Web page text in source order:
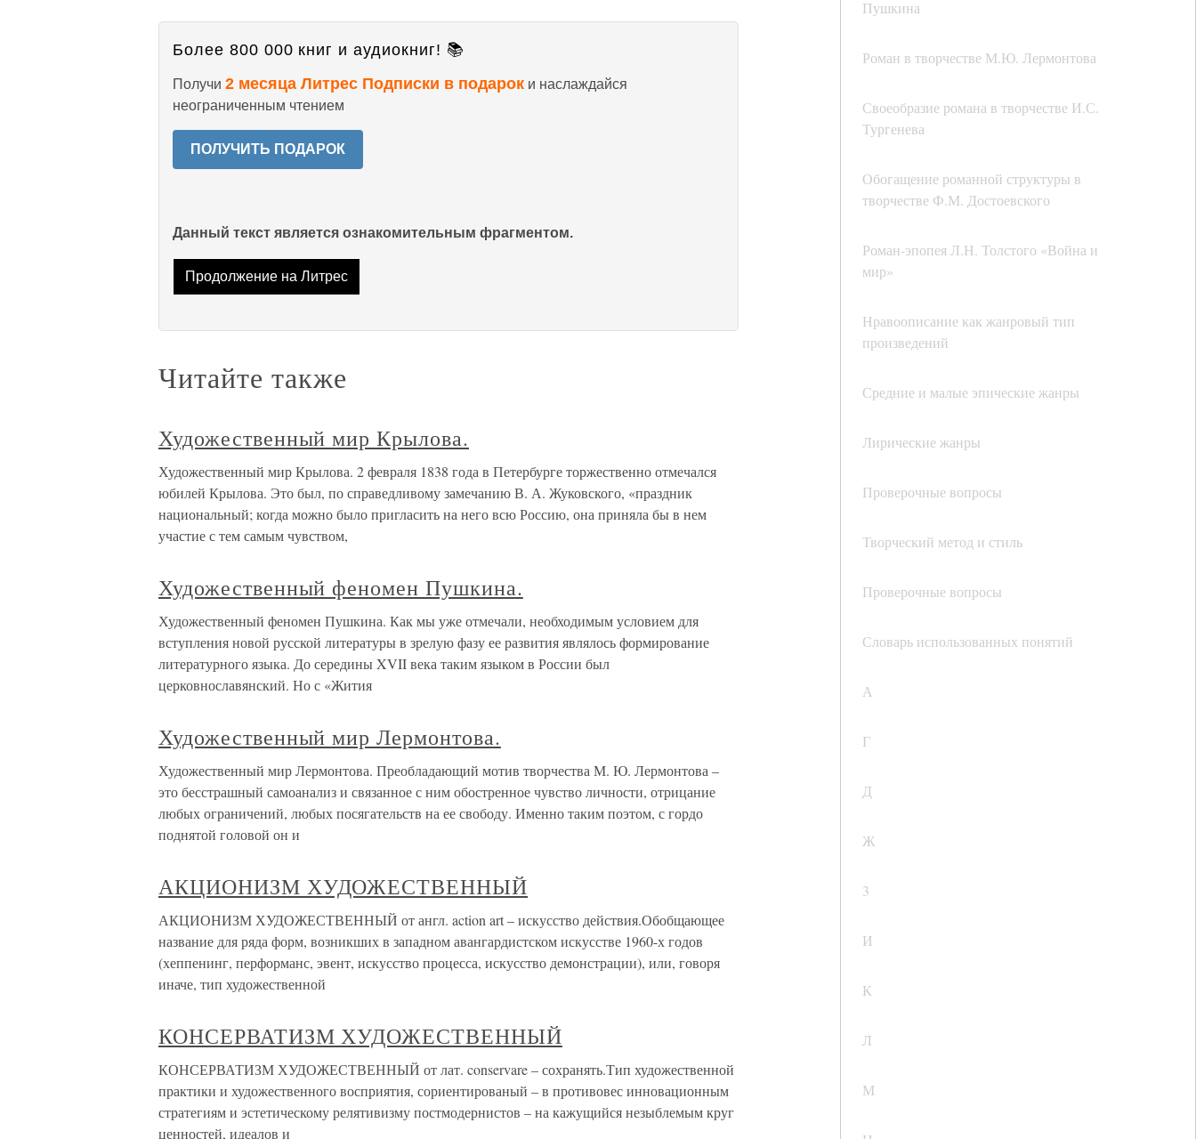
Пушкина
Роман в творчестве М.Ю. Лермонтова
Своеобразие романа в творчестве И.С.
Тургенева
Обогащение романной структуры в
творчестве Ф.М. Достоевского
Роман-эпопея Л.Н. Толстого «Война и
мир»
Нравоописание как жанровый тип
произведений
Средние и малые эпические жанры
Лирические жанры
Проверочные вопросы
Творческий метод и стиль
Проверочные вопросы
Словарь использованных понятий
А
Г
Д
Ж
3
И
К
Л
М
Более 800 000 книг и аудиокниг! 📚
Получи 2 месяца Литрес Подписки в подарок и наслаждайся
неограниченным чтением
ПОЛУЧИТЬ ПОДАРОК
Данный текст является ознакомительным фрагментом.
Продолжение на Литрес
Читайте также
Художественный мир Крылова.
Художественный мир Крылова. 2 февраля 1838 года в Петербурге торжественно отмечался
юбилей Крылова. Это был, по справедливому замечанию В. А. Жуковского, «праздник
национальный; когда можно было пригласить на него всю Россию, она приняла бы в нем
участие с тем самым чувством,
Художественный феномен Пушкина.
Художественный феномен Пушкина. Как мы уже отмечали, необходимым условием для
вступления новой русской литературы в зрелую фазу ее развития являлось формирование
литературного языка. До середины XVII века таким языком в России был
церковнославянский. Но с «Жития
Художественный мир Лермонтова.
Художественный мир Лермонтова. Преобладающий мотив творчества М. Ю. Лермонтова –
это бесстрашный самоанализ и связанное с ним обостренное чувство личности, отрицание
любых ограничений, любых посягательств на ее свободу. Именно таким поэтом, с гордо
поднятой головой он и
АКЦИОНИЗМ ХУДОЖЕСТВЕННЫЙ
АКЦИОНИЗМ ХУДОЖЕСТВЕННЫЙ от англ. action art – искусство действия.Обобщающее
название для ряда форм, возникших в западном авангардистском искусстве 1960-х годов
(хеппенинг, перформанс, эвент, искусство процесса, искусство демонстрации), или, говоря
иначе, тип художественной
КОНСЕРВАТИЗМ ХУДОЖЕСТВЕННЫЙ
КОНСЕРВАТИЗМ ХУДОЖЕСТВЕННЫЙ от лат. conservare – сохранять.Тип художественной
практики и художественного восприятия, сориентированый – в противовес инновационным
стратегиям и эстетическому релятивизму постмодернистов – на кажущийся незыблемым круг
ценностей, идеалов и